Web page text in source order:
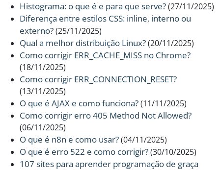
Histograma: o que é e para que serve?(27/11/2025)
Diferença entre estilos CSS: inline, interno ou
externo?(25/11/2025)
Qual a melhor distribuição Linux?(20/11/2025)
Como corrigir ERR_CACHE_MISS no Chrome?
(18/11/2025)
Como corrigir ERR_CONNECTION_RESET?
(13/11/2025)
O que é AJAX e como funciona?(11/11/2025)
Como corrigir erro 405 Method Not Allowed?
(06/11/2025)
O que é n8n e como usar?(04/11/2025)
O que é erro 522 e como corrigir?(30/10/2025)
107 sites para aprender programação de graça